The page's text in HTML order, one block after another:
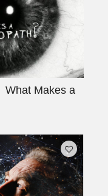
What Makes a